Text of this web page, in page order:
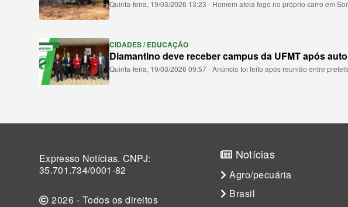
Quinta-feira, 19/03/2026 13:23 - Homem ateia fogo no próprio carro em
CIDADES / EDUCAÇÃO
Diamantino deve receber campus da UFMT após
Quinta-feira, 19/03/2026 09:57 - Anúncio foi feito após reunião entre
Expresso Notícias. CNPJ:
35.701.734/0001-82
2026 - Todos os direitos
Notícias
Agro/pecuária
Brasil